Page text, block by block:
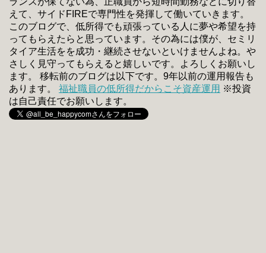
えて、サイドFIREで専門性を発揮して働いていきます。
このブログで、低所得でも頑張っている人に夢や希望を持
ってもらえたらと思っています。その為には僕が、セミリ
タイア生活をを成功・継続させないといけませんよね。や
さしく見守ってもらえると嬉しいです。よろしくお願いし
ます。 移転前のブログは以下です。9年以前の運用報告も
あります。 福祉職員の低所得だからこそ資産運用 ※投資
は自己責任でお願いします。